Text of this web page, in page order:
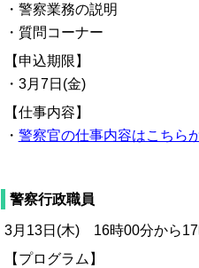
・警察業務の説明
・質問コーナー
【申込期限】
・3月7日(金)
【仕事内容】
・ 警察官の仕事内容はこちら
警察行政職員
3月13日(木) 16時00分から
【プログラム】